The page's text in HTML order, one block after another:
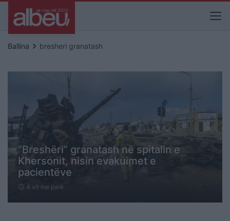
Ballina keyboard_arrow_right bresheri granatash
“Breshëri” granatash në spitalin e
Khersonit, nisin evakuimet e
pacientëve
schedule 4 vit me parë